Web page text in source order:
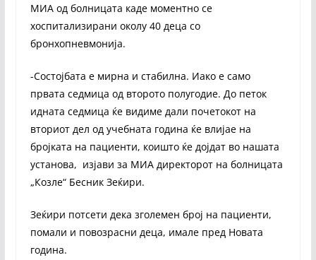
МИА од болницата каде моментно се
хоспитализирани околу 40 деца со
бронхопневмонија.
-Состојбата е мирна и стабилна. Иако е само
првата седмица од второто полугодие. До петок
идната седмица ќе видиме дали почетокот на
вториот дел од учебната година ќе влијае на
бројката на пациенти, коишто ќе дојдат во нашата
установа, изјави за МИА директорот на болницата
„Козле“ Бесник Зеќири.
Зеќири потсети дека зголемен број на пациенти,
помали и повозрасни деца, имале пред Новата
година.